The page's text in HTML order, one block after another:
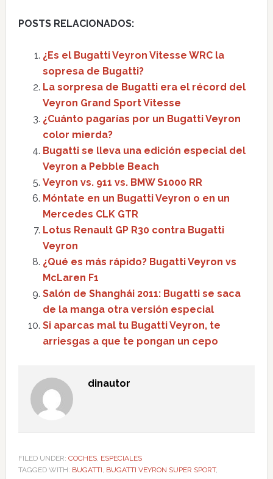
POSTS RELACIONADOS:
¿Es el Bugatti Veyron Vitesse WRC la
sopresa de Bugatti?
La sorpresa de Bugatti era el récord del
Veyron Grand Sport Vitesse
¿Cuánto pagarías por un Bugatti Veyron
color mierda?
Bugatti se lleva una edición especial del
Veyron a Pebble Beach
Veyron vs. 911 vs. BMW S1000 RR
Móntate en un Bugatti Veyron o en un
Mercedes CLK GTR
Lotus Renault GP R30 contra Bugatti
Veyron
¿Qué es más rápido? Bugatti Veyron vs
McLaren F1
Salón de Shanghái 2011: Bugatti se saca
de la manga otra versión especial
Si aparcas mal tu Bugatti Veyron, te
arriesgas a que te pongan un cepo
dinautor
FILED UNDER: COCHES, ESPECIALES
TAGGED WITH: BUGATTI, BUGATTI VEYRON SUPER SPORT,